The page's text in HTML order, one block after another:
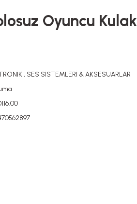
Oyuncu
, SES SİSTEMLERİ & AKSESUARLAR